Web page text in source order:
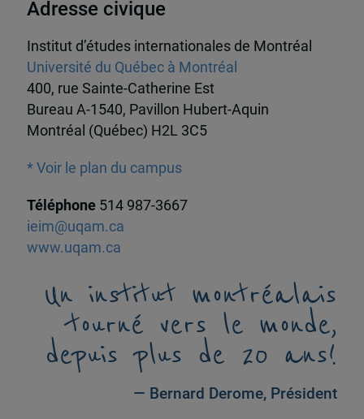
Adresse civique
Institut d’études internationales de Montréal
Université du Québec à Montréal
400, rue Sainte-Catherine Est
Bureau A-1540, Pavillon Hubert-Aquin
Montréal (Québec) H2L 3C5
* Voir le plan du campus
Téléphone 514 987-3667
ieim@uqam.ca
www.uqam.ca
Un institut montréalais
tourné vers le monde,
depuis plus de 20 ans!
— Bernard Derome, Président